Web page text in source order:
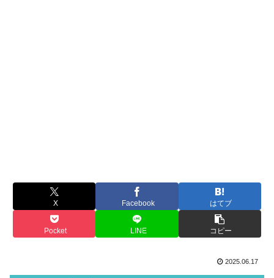
X Facebook はてブ
Pocket LINE コピー
2025.06.17